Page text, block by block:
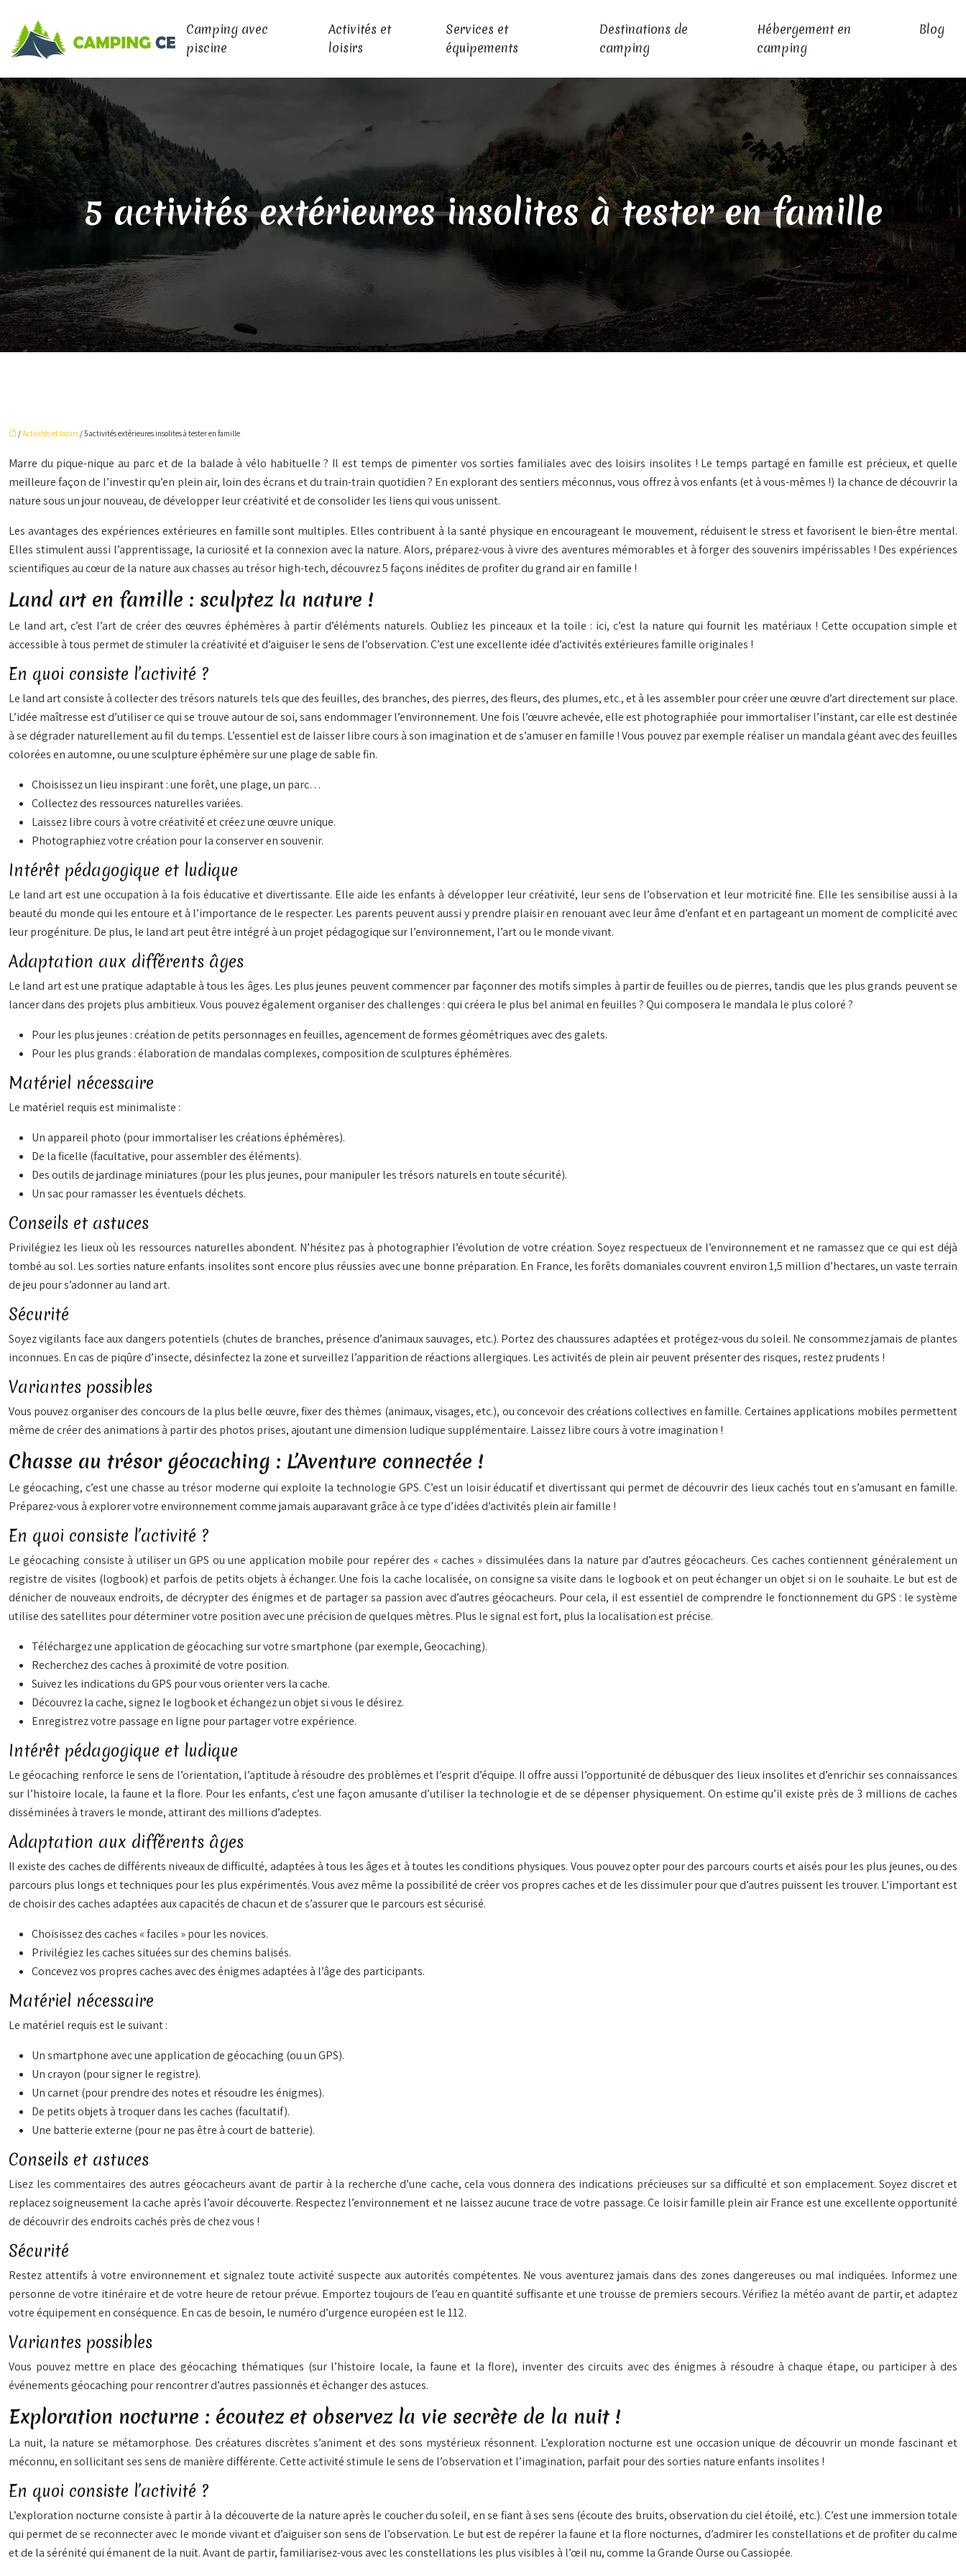
Camping avec
piscine
Activités et
loisirs
Services et
équipements
Destinations de
camping
Hébergement en
camping
Blog
5 activités extérieures insolites à tester en famille
/Activités et loisirs / 5 activités extérieures insolites à tester en famille
Marre du pique-nique au parc et de la balade à vélo habituelle ? Il est temps de pimenter vos sorties familiales avec des loisirs insolites ! Le temps partagé en famille est précieux, et quelle
meilleure façon de l’investir qu’en plein air, loin des écrans et du train-train quotidien ? En explorant des sentiers méconnus, vous offrez à vos enfants (et à vous-mêmes !) la chance de découvrir la
nature sous un jour nouveau, de développer leur créativité et de consolider les liens qui vous unissent.
Les avantages des expériences extérieures en famille sont multiples. Elles contribuent à la santé physique en encourageant le mouvement, réduisent le stress et favorisent le bien-être mental.
Elles stimulent aussi l’apprentissage, la curiosité et la connexion avec la nature. Alors, préparez-vous à vivre des aventures mémorables et à forger des souvenirs impérissables ! Des expériences
scientifiques au cœur de la nature aux chasses au trésor high-tech, découvrez 5 façons inédites de profiter du grand air en famille !
Land art en famille : sculptez la nature !
Le land art, c’est l’art de créer des œuvres éphémères à partir d’éléments naturels. Oubliez les pinceaux et la toile : ici, c’est la nature qui fournit les matériaux ! Cette occupation simple et
accessible à tous permet de stimuler la créativité et d’aiguiser le sens de l’observation. C’est une excellente idée d’activités extérieures famille originales !
En quoi consiste l’activité ?
Le land art consiste à collecter des trésors naturels tels que des feuilles, des branches, des pierres, des fleurs, des plumes, etc., et à les assembler pour créer une œuvre d’art directement sur place.
L’idée maîtresse est d’utiliser ce qui se trouve autour de soi, sans endommager l’environnement. Une fois l’œuvre achevée, elle est photographiée pour immortaliser l’instant, car elle est destinée
à se dégrader naturellement au fil du temps. L’essentiel est de laisser libre cours à son imagination et de s’amuser en famille ! Vous pouvez par exemple réaliser un mandala géant avec des feuilles
colorées en automne, ou une sculpture éphémère sur une plage de sable fin.
Choisissez un lieu inspirant : une forêt, une plage, un parc…
Collectez des ressources naturelles variées.
Laissez libre cours à votre créativité et créez une œuvre unique.
Photographiez votre création pour la conserver en souvenir.
Intérêt pédagogique et ludique
Le land art est une occupation à la fois éducative et divertissante. Elle aide les enfants à développer leur créativité, leur sens de l’observation et leur motricité fine. Elle les sensibilise aussi à la
beauté du monde qui les entoure et à l’importance de le respecter. Les parents peuvent aussi y prendre plaisir en renouant avec leur âme d’enfant et en partageant un moment de complicité avec
leur progéniture. De plus, le land art peut être intégré à un projet pédagogique sur l’environnement, l’art ou le monde vivant.
Adaptation aux différents âges
Le land art est une pratique adaptable à tous les âges. Les plus jeunes peuvent commencer par façonner des motifs simples à partir de feuilles ou de pierres, tandis que les plus grands peuvent se
lancer dans des projets plus ambitieux. Vous pouvez également organiser des challenges : qui créera le plus bel animal en feuilles ? Qui composera le mandala le plus coloré ?
Pour les plus jeunes : création de petits personnages en feuilles, agencement de formes géométriques avec des galets.
Pour les plus grands : élaboration de mandalas complexes, composition de sculptures éphémères.
Matériel nécessaire
Le matériel requis est minimaliste :
Un appareil photo (pour immortaliser les créations éphémères).
De la ficelle (facultative, pour assembler des éléments).
Des outils de jardinage miniatures (pour les plus jeunes, pour manipuler les trésors naturels en toute sécurité).
Un sac pour ramasser les éventuels déchets.
Conseils et astuces
Privilégiez les lieux où les ressources naturelles abondent. N’hésitez pas à photographier l’évolution de votre création. Soyez respectueux de l’environnement et ne ramassez que ce qui est déjà
tombé au sol. Les sorties nature enfants insolites sont encore plus réussies avec une bonne préparation. En France, les forêts domaniales couvrent environ 1,5 million d’hectares, un vaste terrain
de jeu pour s’adonner au land art.
Sécurité
Soyez vigilants face aux dangers potentiels (chutes de branches, présence d’animaux sauvages, etc.). Portez des chaussures adaptées et protégez-vous du soleil. Ne consommez jamais de plantes
inconnues. En cas de piqûre d’insecte, désinfectez la zone et surveillez l’apparition de réactions allergiques. Les activités de plein air peuvent présenter des risques, restez prudents !
Variantes possibles
Vous pouvez organiser des concours de la plus belle œuvre, fixer des thèmes (animaux, visages, etc.), ou concevoir des créations collectives en famille. Certaines applications mobiles permettent
même de créer des animations à partir des photos prises, ajoutant une dimension ludique supplémentaire. Laissez libre cours à votre imagination !
Chasse au trésor géocaching : L’Aventure connectée !
Le géocaching, c’est une chasse au trésor moderne qui exploite la technologie GPS. C’est un loisir éducatif et divertissant qui permet de découvrir des lieux cachés tout en s’amusant en famille.
Préparez-vous à explorer votre environnement comme jamais auparavant grâce à ce type d’idées d’activités plein air famille !
En quoi consiste l’activité ?
Le géocaching consiste à utiliser un GPS ou une application mobile pour repérer des « caches » dissimulées dans la nature par d’autres géocacheurs. Ces caches contiennent généralement un
registre de visites (logbook) et parfois de petits objets à échanger. Une fois la cache localisée, on consigne sa visite dans le logbook et on peut échanger un objet si on le souhaite. Le but est de
dénicher de nouveaux endroits, de décrypter des énigmes et de partager sa passion avec d’autres géocacheurs. Pour cela, il est essentiel de comprendre le fonctionnement du GPS : le système
utilise des satellites pour déterminer votre position avec une précision de quelques mètres. Plus le signal est fort, plus la localisation est précise.
Téléchargez une application de géocaching sur votre smartphone (par exemple, Geocaching).
Recherchez des caches à proximité de votre position.
Suivez les indications du GPS pour vous orienter vers la cache.
Découvrez la cache, signez le logbook et échangez un objet si vous le désirez.
Enregistrez votre passage en ligne pour partager votre expérience.
Intérêt pédagogique et ludique
Le géocaching renforce le sens de l’orientation, l’aptitude à résoudre des problèmes et l’esprit d’équipe. Il offre aussi l’opportunité de débusquer des lieux insolites et d’enrichir ses connaissances
sur l’histoire locale, la faune et la flore. Pour les enfants, c’est une façon amusante d’utiliser la technologie et de se dépenser physiquement. On estime qu’il existe près de 3 millions de caches
disséminées à travers le monde, attirant des millions d’adeptes.
Adaptation aux différents âges
Il existe des caches de différents niveaux de difficulté, adaptées à tous les âges et à toutes les conditions physiques. Vous pouvez opter pour des parcours courts et aisés pour les plus jeunes, ou des
parcours plus longs et techniques pour les plus expérimentés. Vous avez même la possibilité de créer vos propres caches et de les dissimuler pour que d’autres puissent les trouver. L’important est
de choisir des caches adaptées aux capacités de chacun et de s’assurer que le parcours est sécurisé.
Choisissez des caches « faciles » pour les novices.
Privilégiez les caches situées sur des chemins balisés.
Concevez vos propres caches avec des énigmes adaptées à l’âge des participants.
Matériel nécessaire
Le matériel requis est le suivant :
Un smartphone avec une application de géocaching (ou un GPS).
Un crayon (pour signer le registre).
Un carnet (pour prendre des notes et résoudre les énigmes).
De petits objets à troquer dans les caches (facultatif).
Une batterie externe (pour ne pas être à court de batterie).
Conseils et astuces
Lisez les commentaires des autres géocacheurs avant de partir à la recherche d’une cache, cela vous donnera des indications précieuses sur sa difficulté et son emplacement. Soyez discret et
replacez soigneusement la cache après l’avoir découverte. Respectez l’environnement et ne laissez aucune trace de votre passage. Ce loisir famille plein air France est une excellente opportunité
de découvrir des endroits cachés près de chez vous !
Sécurité
Restez attentifs à votre environnement et signalez toute activité suspecte aux autorités compétentes. Ne vous aventurez jamais dans des zones dangereuses ou mal indiquées. Informez une
personne de votre itinéraire et de votre heure de retour prévue. Emportez toujours de l’eau en quantité suffisante et une trousse de premiers secours. Vérifiez la météo avant de partir, et adaptez
votre équipement en conséquence. En cas de besoin, le numéro d’urgence européen est le 112.
Variantes possibles
Vous pouvez mettre en place des géocaching thématiques (sur l’histoire locale, la faune et la flore), inventer des circuits avec des énigmes à résoudre à chaque étape, ou participer à des
événements géocaching pour rencontrer d’autres passionnés et échanger des astuces.
Exploration nocturne : écoutez et observez la vie secrète de la nuit !
La nuit, la nature se métamorphose. Des créatures discrètes s’animent et des sons mystérieux résonnent. L’exploration nocturne est une occasion unique de découvrir un monde fascinant et
méconnu, en sollicitant ses sens de manière différente. Cette activité stimule le sens de l’observation et l’imagination, parfait pour des sorties nature enfants insolites !
En quoi consiste l’activité ?
L’exploration nocturne consiste à partir à la découverte de la nature après le coucher du soleil, en se fiant à ses sens (écoute des bruits, observation du ciel étoilé, etc.). C’est une immersion totale
qui permet de se reconnecter avec le monde vivant et d’aiguiser son sens de l’observation. Le but est de repérer la faune et la flore nocturnes, d’admirer les constellations et de profiter du calme
et de la sérénité qui émanent de la nuit. Avant de partir, familiarisez-vous avec les constellations les plus visibles à l’œil nu, comme la Grande Ourse ou Cassiopée.